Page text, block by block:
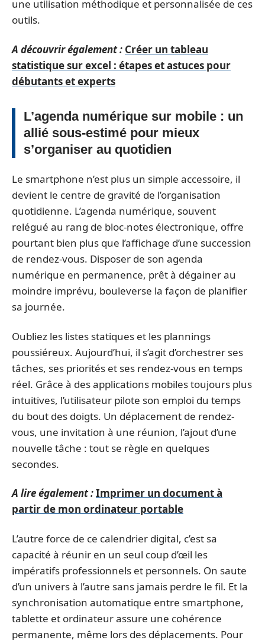
une utilisation méthodique et personnalisée de ces
outils.
A découvrir également : Créer un tableau
statistique sur excel : étapes et astuces pour
débutants et experts
L’agenda numérique sur mobile : un
allié sous-estimé pour mieux
s’organiser au quotidien
Le smartphone n’est plus un simple accessoire, il
devient le centre de gravité de l’organisation
quotidienne. L’agenda numérique, souvent
relégué au rang de bloc-notes électronique, offre
pourtant bien plus que l’affichage d’une succession
de rendez-vous. Disposer de son agenda
numérique en permanence, prêt à dégainer au
moindre imprévu, bouleverse la façon de planifier
sa journée.
Oubliez les listes statiques et les plannings
poussiéreux. Aujourd’hui, il s’agit d’orchestrer ses
tâches, ses priorités et ses rendez-vous en temps
réel. Grâce à des applications mobiles toujours plus
intuitives, l’utilisateur pilote son emploi du temps
du bout des doigts. Un déplacement de rendez-
vous, une invitation à une réunion, l’ajout d’une
nouvelle tâche : tout se règle en quelques
secondes.
A lire également :Imprimer un document à
partir de mon ordinateur portable
L’autre force de ce calendrier digital, c’est sa
capacité à réunir en un seul coup d’œil les
impératifs professionnels et personnels. On saute
d’un univers à l’autre sans jamais perdre le fil. Et la
synchronisation automatique entre smartphone,
tablette et ordinateur assure une cohérence
permanente, même lors des déplacements. Pour